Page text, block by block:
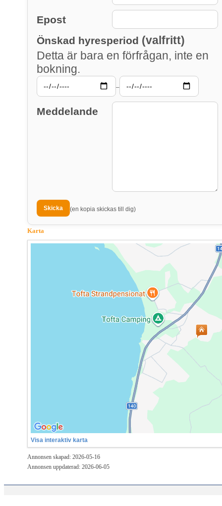
Epost
Önskad hyresperiod (valfritt)
Detta är bara en förfrågan, inte en
bokning.
–
Meddelande
(en kopia skickas till dig)
Karta
Visa interaktiv karta
Annonsen skapad: 2026-05-16
Annonsen uppdaterad: 2026-06-05